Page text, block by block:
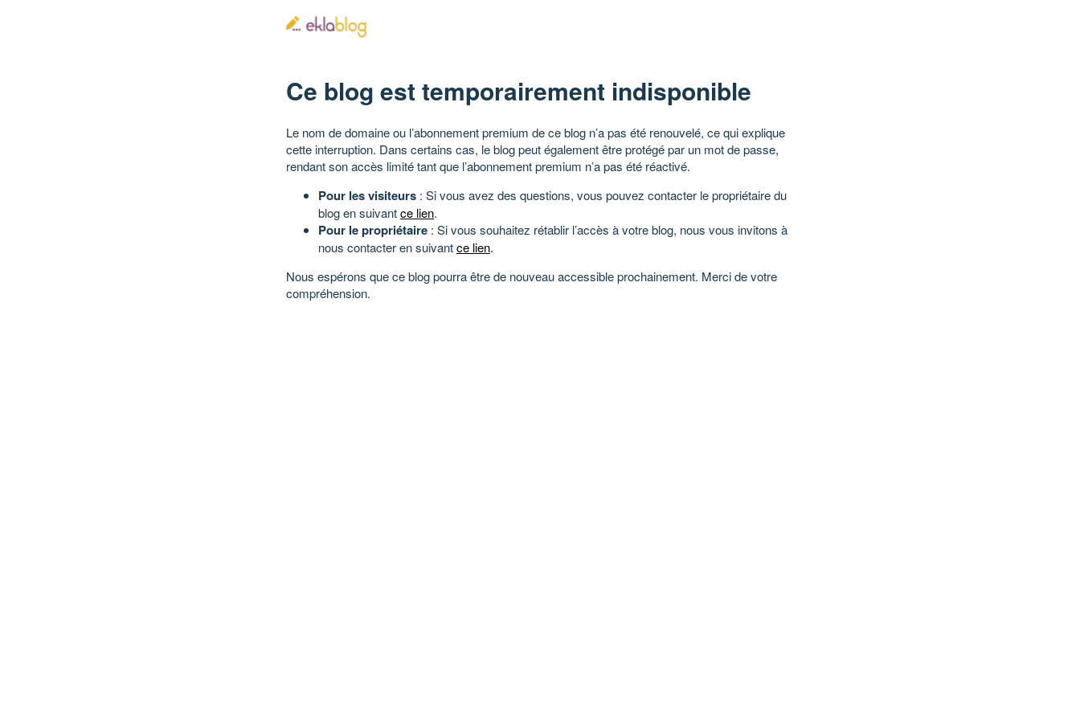
Ce blog est temporairement indisponible
Le nom de domaine ou l’abonnement premium de ce blog n’a pas été renouvelé, ce qui explique
cette interruption. Dans certains cas, le blog peut également être protégé par un mot de passe,
rendant son accès limité tant que l’abonnement premium n’a pas été réactivé.
Pour les visiteurs : Si vous avez des questions, vous pouvez contacter le propriétaire du
blog en suivantce lien.
Pour le propriétaire : Si vous souhaitez rétablir l’accès à votre blog, nous vous invitons à
nous contacter en suivantce lien.
Nous espérons que ce blog pourra être de nouveau accessible prochainement. Merci de votre
compréhension.